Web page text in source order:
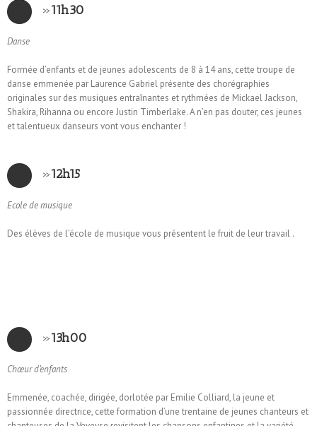
»11h30
Danse
Formée d’enfants et de jeunes adolescents de 8 à 14 ans, cette troupe de
danse emmenée par Laurence Gabriel présente des chorégraphies
originales sur des musiques entraînantes et rythmées de Mickael Jackson,
Shakira, Rihanna ou encore Justin Timberlake. A n’en pas douter, ces jeunes
et talentueux danseurs vont vous enchanter !
»12h15
Ecole de musique
Des élèves de l’école de musique vous présentent le fruit de leur travail .
»13h00
Chœur d’enfants
Emmenée, coachée, dirigée, dorlotée par Emilie Colliard, la jeune et
passionnée directrice, cette formation d’une trentaine de jeunes chanteurs et